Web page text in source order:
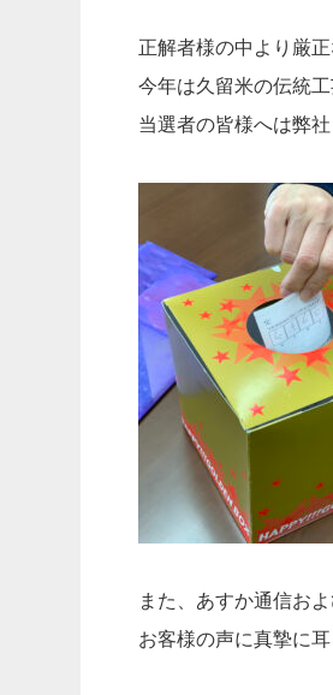
正解者様の中より厳
今年は久留米の伝統
当選者の皆様へは弊
また、あすか通信お
お客様の声に真摯に